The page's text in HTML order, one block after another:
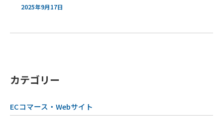
2025年9月17日
カテゴリー
ECコマース・Webサイト